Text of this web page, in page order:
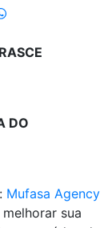
DO
Mufasa Agency
sua